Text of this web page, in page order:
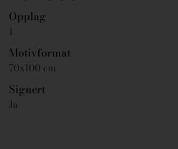
Opplag
1
Motivformat
70x100 cm
Signert
Ja